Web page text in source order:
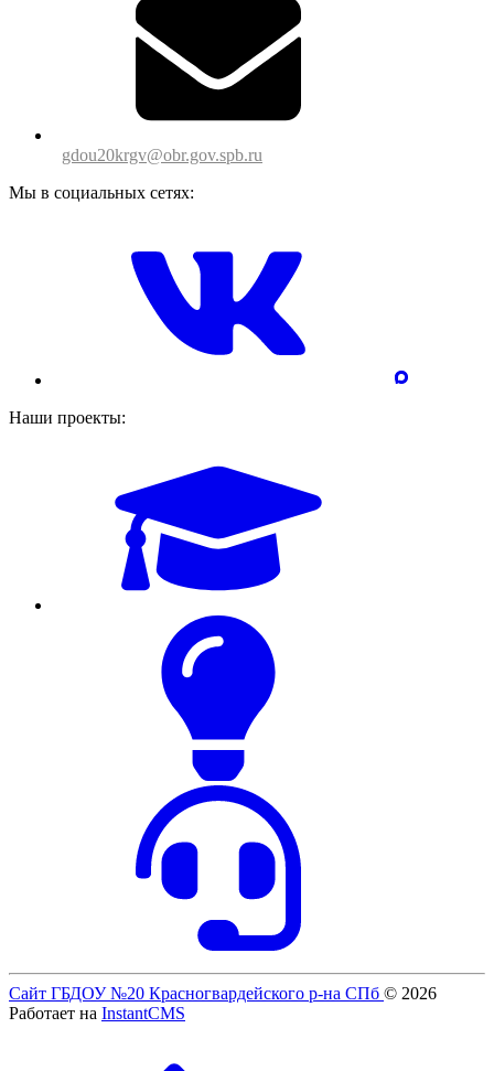
gdou20krgv@obr.gov.spb.ru
Мы в социальных сетях:
Наши проекты:
Сайт ГБДОУ №20 Красногвардейского р-на СПб © 2026
Работает на InstantCMS